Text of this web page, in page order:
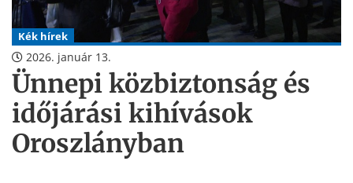
Kék hírek
2026. január 13.
Ünnepi közbiztonság és
időjárási kihívások
Oroszlányban